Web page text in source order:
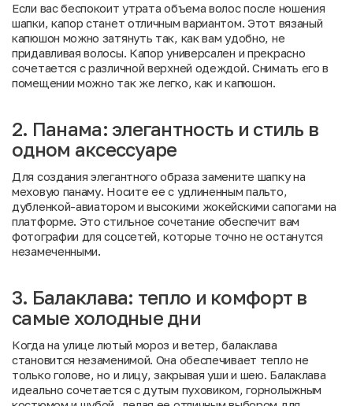
Если вас беспокоит утрата объема волос после ношения
шапки, капор станет отличным вариантом. Этот вязаный
капюшон можно затянуть так, как вам удобно, не
придавливая волосы. Капор универсален и прекрасно
сочетается с различной верхней одеждой. Снимать его в
помещении можно так же легко, как и капюшон.
2. Панама: элегантность и стиль в
одном аксессуаре
Для создания элегантного образа замените шапку на
меховую панаму. Носите ее с удлиненным пальто,
дубленкой-авиатором и высокими жокейскими сапогами на
платформе. Это стильное сочетание обеспечит вам
фотографии для соцсетей, которые точно не останутся
незамеченными.
3. Балаклава: тепло и комфорт в
самые холодные дни
Когда на улице лютый мороз и ветер, балаклава
становится незаменимой. Она обеспечивает тепло не
только голове, но и лицу, закрывая уши и шею. Балаклава
идеально сочетается с дутым пуховиком, горнолыжным